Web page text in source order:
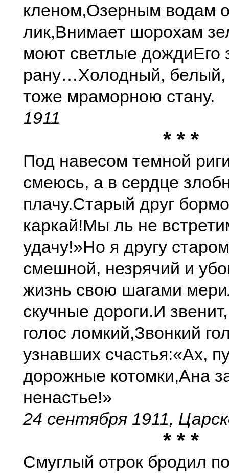
кленом,Озерным водам
лик,Внимает шорохам
моют светлые дождиЕго
рану…Холодный,
тоже мраморною стану.
1911
* * *
Под навесом темной
смеюсь, а в сердце
плачу.Старый друг
каркай!Мы ль не
удачу!»Но я другу
смешной, незрячий и
жизнь свою шагами
скучные дороги.И
голос ломкий,Звонкий
узнавших счастья:«Ах,
дорожные котомки,Ана
ненастье!»
24 сентября 1911,
* * *
Смуглый отрок бродил